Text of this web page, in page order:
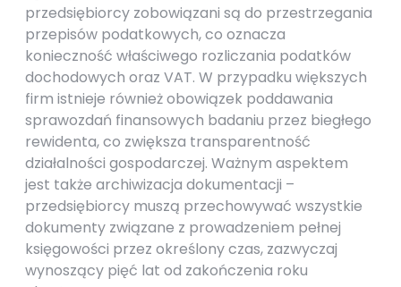
przedsiębiorcy zobowiązani są do przestrzegania
przepisów podatkowych, co oznacza
konieczność właściwego rozliczania podatków
dochodowych oraz VAT. W przypadku większych
firm istnieje również obowiązek poddawania
sprawozdań finansowych badaniu przez biegłego
rewidenta, co zwiększa transparentność
działalności gospodarczej. Ważnym aspektem
jest także archiwizacja dokumentacji –
przedsiębiorcy muszą przechowywać wszystkie
dokumenty związane z prowadzeniem pełnej
księgowości przez określony czas, zazwyczaj
wynoszący pięć lat od zakończenia roku